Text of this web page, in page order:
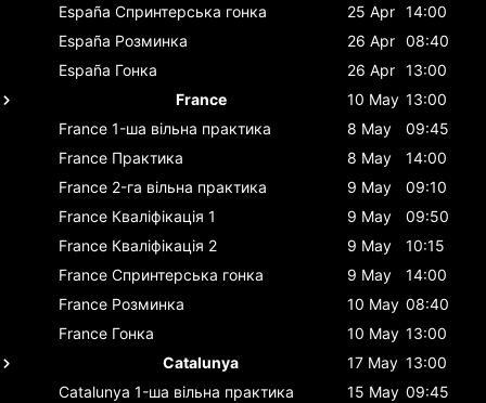
España Спринтерська гонка 25 Apr 14:00
España Розминка 26 Apr 08:40
España Гонка 26 Apr 13:00
France
10 May 13:00
France 1-ша вільна практика 8 May
09:45
France Практика 8 May
14:00
France 2-га вільна практика 9 May
09:10
France Кваліфікація 1 9 May
09:50
France Кваліфікація 2 9 May
10:15
France Спринтерська гонка 9 May
14:00
France Розминка 10 May 08:40
France Гонка 10 May 13:00
Catalunya
17 May 13:00
Catalunya 1-ша вільна практика 15 May 09:45